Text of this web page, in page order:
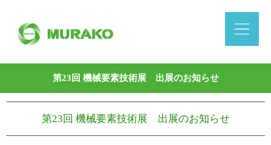
第23回 機械要素技術展 出展のお知らせ
第23回 機械要素技術展 出展のお知らせ